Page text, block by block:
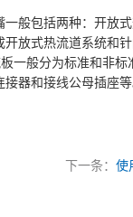
般包括两种：开放
放式热流道系统和
一般分为标准和非
器和接线公母插座
下一条：使